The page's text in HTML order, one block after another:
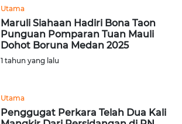
Utama
Maruli Siahaan Hadiri Bona Taon
Punguan Pomparan Tuan Mauli
Dohot Boruna Medan 2025
1 tahun yang lalu
Utama
Penggugat Perkara Telah Dua Kali